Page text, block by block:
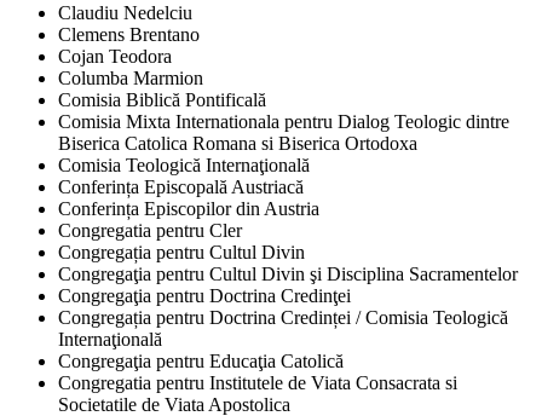
Claudiu Nedelciu
Clemens Brentano
Cojan Teodora
Columba Marmion
Comisia Biblică Pontificală
Comisia Mixta Internationala pentru Dialog Teologic dintre
Biserica Catolica Romana si Biserica Ortodoxa
Comisia Teologică Internaţională
Conferința Episcopală Austriacă
Conferința Episcopilor din Austria
Congregatia pentru Cler
Congregația pentru Cultul Divin
Congregaţia pentru Cultul Divin şi Disciplina Sacramentelor
Congregaţia pentru Doctrina Credinţei
Congregația pentru Doctrina Credinței / Comisia Teologică
Internaţională
Congregaţia pentru Educaţia Catolică
Congregatia pentru Institutele de Viata Consacrata si
Societatile de Viata Apostolica